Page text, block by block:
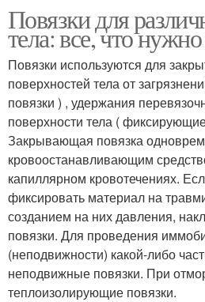
Повязки для
тела: все, что нужно
Повязки используются для
поверхностей тела от
повязки ) , удержания
поверхности тела (
Закрывающая повязка
кровоостанавливающим
капиллярном кровотечениях.
фиксировать материал на
созданием на них давления,
повязки. Для проведения
(неподвижности) какой-либо
неподвижные повязки. При
теплоизолирующие повязки.